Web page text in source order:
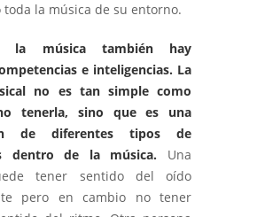
la música de su entorno.
la música también hay
e inteligencias. La
no es tan simple como
tenerla, sino que es una
de diferentes tipos de
dentro de la música. Una
tener sentido del oído
pero en cambio no tener